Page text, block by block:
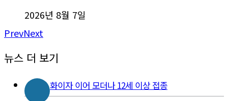
2026년 8월 7일
PrevNext
뉴스 더 보기
화이자 이어 모더나 12세 이상 접종